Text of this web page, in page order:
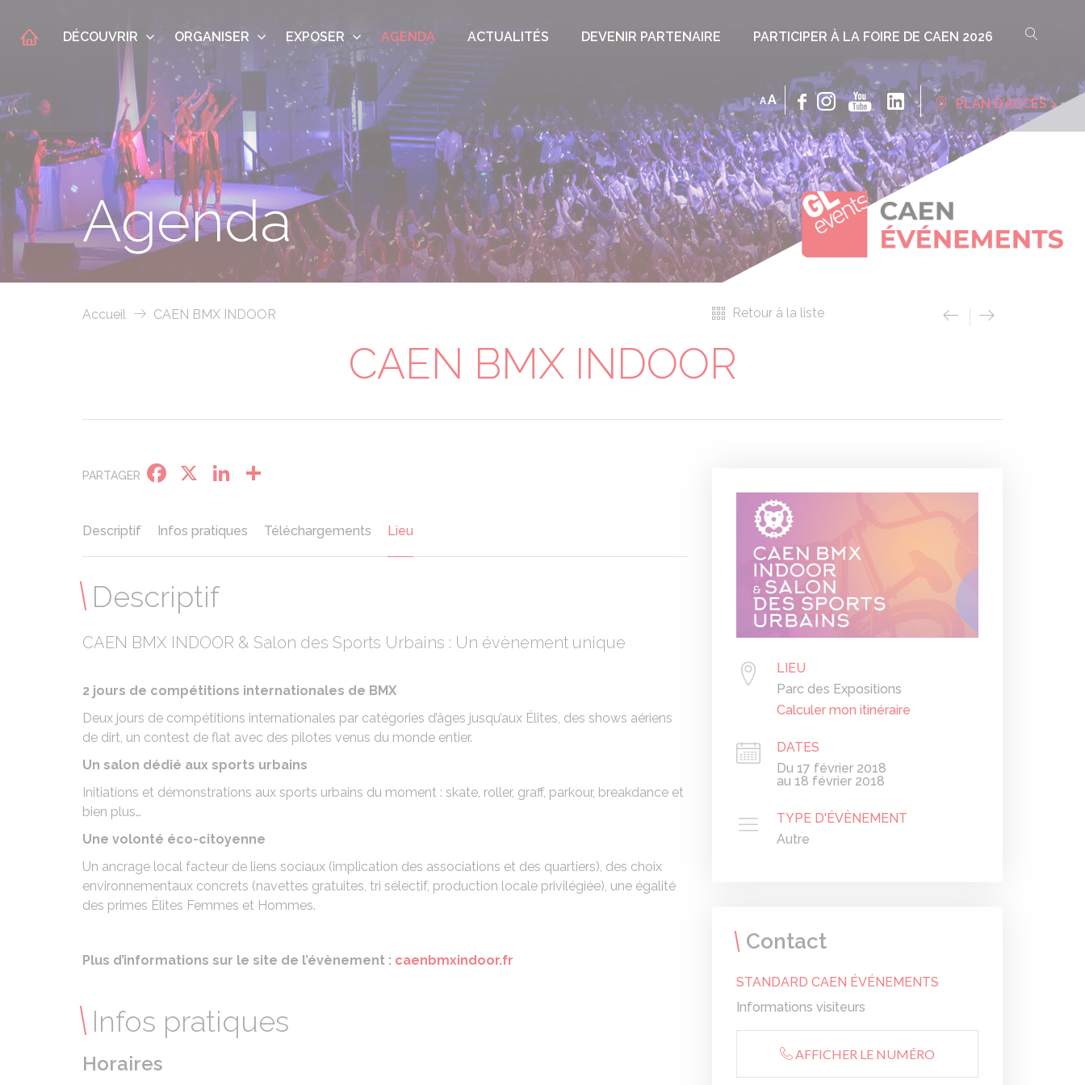
DÉCOUVRIR ORGANISER EXPOSER AGENDA ACTUALITÉS DEVENIR PARTENAIRE PARTICIPER À LA FOIRE DE CAEN 2026
ADECREASE
FONT
SIZE.
AINCREASE
FONT
SIZE.
PLAN D’ACCÈS ›
Agenda
Accueil CAEN BMX INDOOR Retour à la liste
CAEN BMX INDOOR
PARTAGER Facebook
X LinkedIn
Descriptif Infos pratiques Téléchargements Lieu
Descriptif
CAEN BMX INDOOR & Salon des Sports Urbains : Un évènement unique
2 jours de compétitions internationales de BMX
Deux jours de compétitions internationales par catégories d’âges jusqu’aux Élites, des shows aériens
de dirt, un contest de flat avec des pilotes venus du monde entier.
Un salon dédié aux sports urbains
Initiations et démonstrations aux sports urbains du moment : skate, roller, graff, parkour, breakdance et
bien plus…
Une volonté éco-citoyenne
Un ancrage local facteur de liens sociaux (implication des associations et des quartiers), des choix
environnementaux concrets (navettes gratuites, tri sélectif, production locale privilégiée), une égalité
des primes Élites Femmes et Hommes.
Plus d’informations sur le site de l’évènement : caenbmxindoor.fr
Infos pratiques
Horaires
LIEU
Parc des Expositions
Calculer mon itinéraire
DATES
Du 17 février 2018
au 18 février 2018
TYPE D'ÉVÈNEMENT
Autre
Contact
STANDARD CAEN ÉVÉNEMENTS
Informations visiteurs
AFFICHER LE NUMÉRO